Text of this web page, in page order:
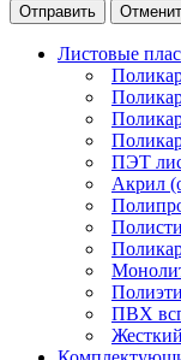
Листовые
ПЭТ
Акрил
ПВХ